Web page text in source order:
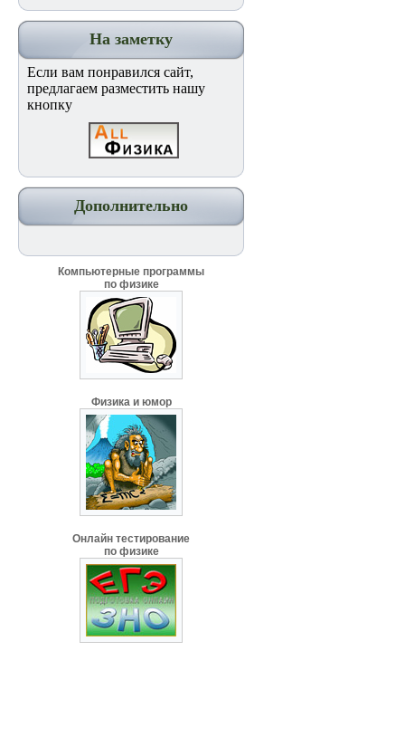
На заметку
Если вам понравился сайт,
предлагаем разместить нашу
кнопку
Дополнительно
Компьютерные программы
по физике
Физика и юмор
Онлайн тестирование
по физике